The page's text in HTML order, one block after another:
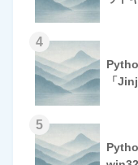
4
「
5